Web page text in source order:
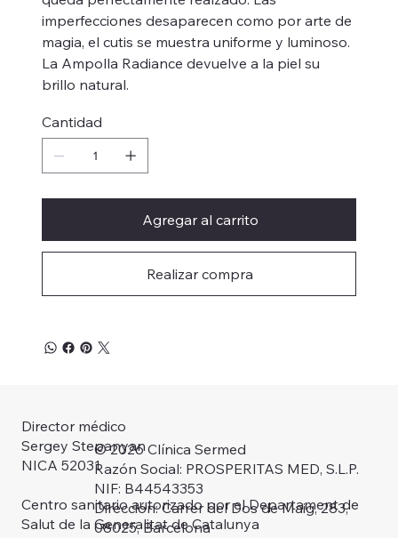
imperfecciones desaparecen como por arte de
magia, el cutis se muestra uniforme y luminoso.
La Ampolla Radiance devuelve a la piel su
brillo natural.
Cantidad
Agregar al carrito
Realizar compra
Director médico
Sergey Stepanyan
NICA 52031
Centro sanitario autorizado por el Departament de
Salut de la Generalitat de Catalunya
© 2026 Clínica Sermed
Razón Social: PROSPERITAS MED, S.L.P.
NIF: B44543353
Dirección: Carrer del Dos de Maig, 283,
08025, Barcelona